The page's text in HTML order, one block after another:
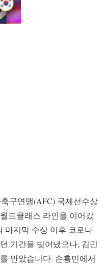
구연맹(AFC) 국제선수상
드클래스 라인을 이어갔
마지막 수상 이후 코로나
기간을 빚어냈으나, 김민
안았습니다. 손흥민에서